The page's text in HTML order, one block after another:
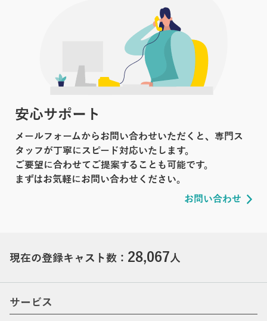
安心サポート
メールフォームからお問い合わせいただくと、専門ス
タッフが丁寧にスピード対応いたします。
ご要望に合わせてご提案することも可能です。
まずはお気軽にお問い合わせください。
お問い合わせ
現在の登録キャスト数： 28,067人
サービス